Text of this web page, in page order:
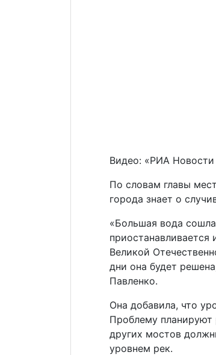
Видео: «РИА
По словам главы
города знает о
«Большая вода
Великой
дни она будет
Павленко.
Она добавила, что
Проблему планируют
других мостов
уровнем рек.